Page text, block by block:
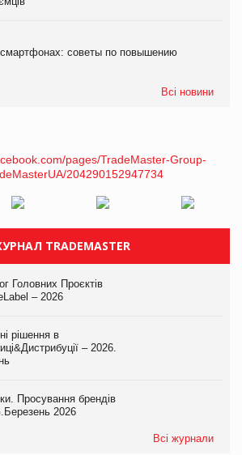
советы по повышению
Всі новини
TRADEMASTER
Головних Проєктів
– 2026
рішення в
– 2026.
Просування брендів
2026
Всі журнали